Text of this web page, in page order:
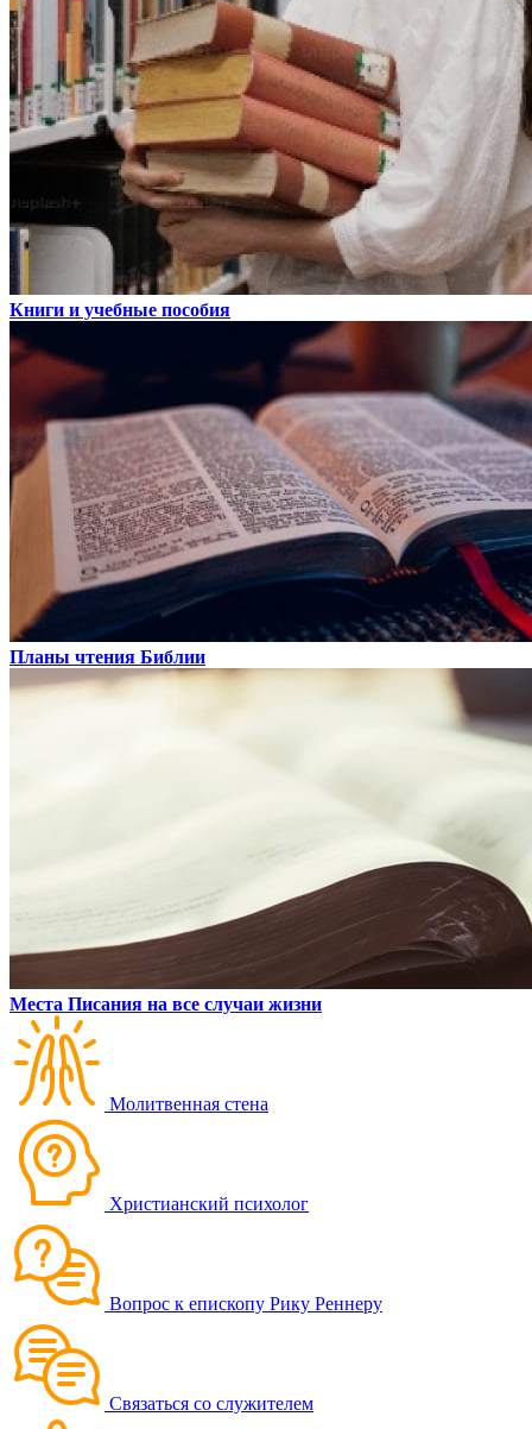
Книги и учебные пособия
Планы чтения Библии
Места Писания на все случаи жизни
Молитвенная стена
Христианский психолог
Вопрос к епископу Рику Реннеру
Связаться со служителем